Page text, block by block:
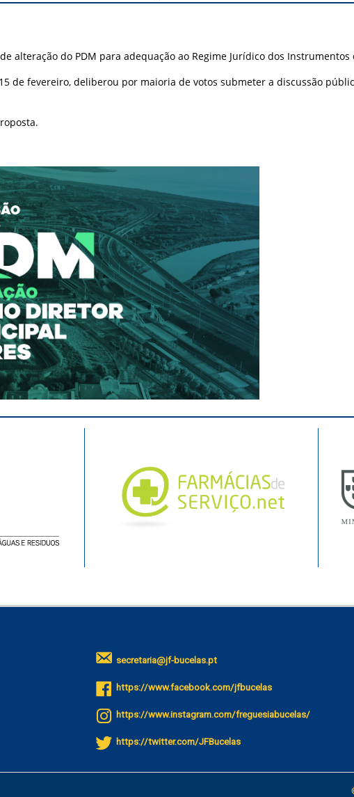
do PDM para adequação ao Regime Jurídico dos Instrumentos
de fevereiro, deliberou por maioria de votos submeter a discussão
secretaria@jf-bucelas.pt
https://www.facebook.com/jfbucelas
https://www.instagram.com/freguesiabucelas/
https://twitter.com/JFBucelas